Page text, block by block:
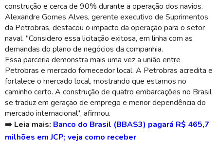
construção e cerca de 90% durante a operação dos navios.
Alexandre Gomes Alves, gerente executivo de Suprimentos
da Petrobras, destacou o impacto da operação para o setor
naval. "Considero essa licitação exitosa, em linha com as
demandas do plano de negócios da companhia.
Essa parceria demonstra mais uma vez a união entre
Petrobras e mercado fornecedor local. A Petrobras acredita e
fortalece o mercado local, mostrando que estamos no
caminho certo. A construção de quatro embarcações no Brasil
se traduz em geração de emprego e menor dependência do
mercado internacional", afirmou.
➡️ Leia mais: Banco do Brasil (BBAS3) pagará R$ 465,7
milhões em JCP; veja como receber